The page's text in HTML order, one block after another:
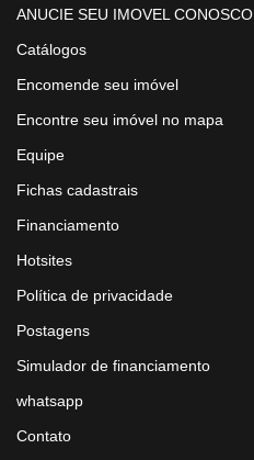
ANUCIE SEU IMOVEL CONOSCO
Catálogos
Encomende seu imóvel
Encontre seu imóvel no mapa
Equipe
Fichas cadastrais
Financiamento
Hotsites
Política de privacidade
Postagens
Simulador de financiamento
whatsapp
Contato